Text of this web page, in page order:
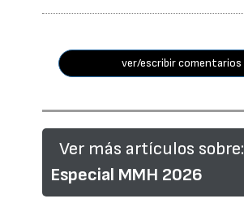
ver/escribir comentarios
Ver más artículos sobre:
Especial MMH 2026